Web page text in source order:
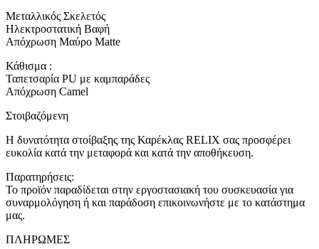
Μεταλλικός Σκελετός
Ηλεκτροστατική Βαφή
Απόχρωση Μαύρο Matte
Κάθισμα :
Ταπετσαρία PU με καμπαράδες
Απόχρωση Camel
Στοιβαζόμενη
Η δυνατότητα στοίβαξης της Καρέκλας RELIX σας προσφέρει
ευκολία κατά την μεταφορά και κατά την αποθήκευση.
Παρατηρήσεις:
Το προϊόν παραδίδεται στην εργοστασιακή του συσκευασία για
συναρμολόγηση ή και παράδοση επικοινωνήστε με το κατάστημα
μας.
ΠΛΗΡΩΜΕΣ